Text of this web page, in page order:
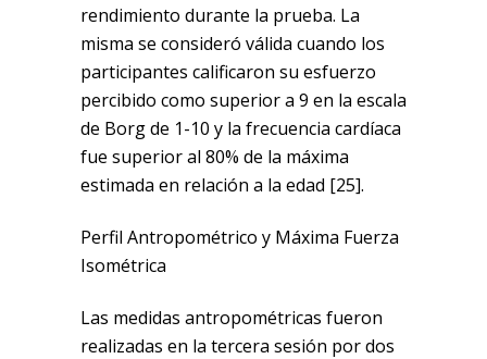
rendimiento durante la prueba. La
misma se consideró válida cuando los
participantes calificaron su esfuerzo
percibido como superior a 9 en la escala
de Borg de 1-10 y la frecuencia cardíaca
fue superior al 80% de la máxima
estimada en relación a la edad [25].
Perfil Antropométrico y Máxima Fuerza
Isométrica
Las medidas antropométricas fueron
realizadas en la tercera sesión por dos